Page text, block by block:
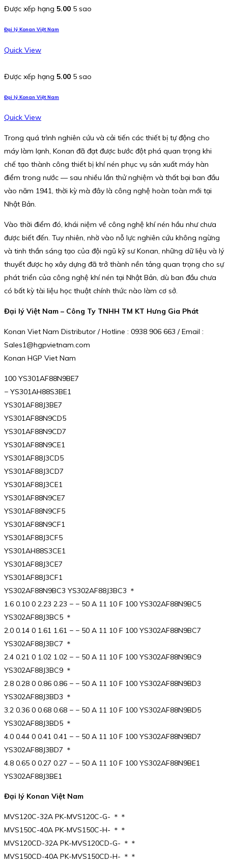
Được xếp hạng 5.00 5 sao
Đại lý Konan Việt Nam
Quick View
Được xếp hạng 5.00 5 sao
Đại lý Konan Việt Nam
Quick View
Trong quá trình nghiên cứu và cải tiến các thiết bị tự động cho
máy làm lạnh, Konan đã đạt được bước đột phá quan trọng khi
chế tạo thành công thiết bị khí nén phục vụ sản xuất máy hàn
điểm trong nước — sau nhiều lần thử nghiệm và thất bại ban đầu
vào năm 1941, thời kỳ mà đây là công nghệ hoàn toàn mới tại
Nhật Bản.
Vào thời điểm đó, khái niệm về công nghệ khí nén hầu như chưa
được biết đến. Tuy nhiên, nhờ vào nỗ lực nghiên cứu không ngừng
và tinh thần sáng tạo của đội ngũ kỹ sư Konan, những dữ liệu và lý
thuyết được họ xây dựng đã trở thành nền tảng quan trọng cho sự
phát triển của công nghệ khí nén tại Nhật Bản, dù ban đầu chưa
có bất kỳ tài liệu học thuật chính thức nào làm cơ sở.
Đại lý Việt Nam – Công Ty TNHH TM KT Hưng Gia Phát
Konan Viet Nam Distributor / Hotline : 0938 906 663 / Email :
Sales1@hgpvietnam.com
Konan HGP Viet Nam
100 YS301AF88N9BE7
− YS301AH88S3BE1
YS301AF88J3BE7
YS301AF88N9CD5
YS301AF88N9CD7
YS301AF88N9CE1
YS301AF88J3CD5
YS301AF88J3CD7
YS301AF88J3CE1
YS301AF88N9CE7
YS301AF88N9CF5
YS301AF88N9CF1
YS301AF88J3CF5
YS301AH88S3CE1
YS301AF88J3CE7
YS301AF88J3CF1
YS302AF88N9BC3 YS302AF88J3BC3 ＊
1.6 0.10 0 2.23 2.23 − − 50 A 11 10 F 100 YS302AF88N9BC5
YS302AF88J3BC5 ＊
2.0 0.14 0 1.61 1.61 − − 50 A 11 10 F 100 YS302AF88N9BC7
YS302AF88J3BC7 ＊
2.4 0.21 0 1.02 1.02 − − 50 A 11 10 F 100 YS302AF88N9BC9
YS302AF88J3BC9 ＊
2.8 0.28 0 0.86 0.86 − − 50 A 11 10 F 100 YS302AF88N9BD3
YS302AF88J3BD3 ＊
3.2 0.36 0 0.68 0.68 − − 50 A 11 10 F 100 YS302AF88N9BD5
YS302AF88J3BD5 ＊
4.0 0.44 0 0.41 0.41 − − 50 A 11 10 F 100 YS302AF88N9BD7
YS302AF88J3BD7 ＊
4.8 0.65 0 0.27 0.27 − − 50 A 11 10 F 100 YS302AF88N9BE1
YS302AF88J3BE1
Đại lý Konan Việt Nam
MVS120C-32A PK-MVS120C-G- ＊＊
MVS150C-40A PK-MVS150C-H- ＊＊
MVS120CD-32A PK-MVS120CD-G- ＊＊
MVS150CD-40A PK-MVS150CD-H- ＊＊